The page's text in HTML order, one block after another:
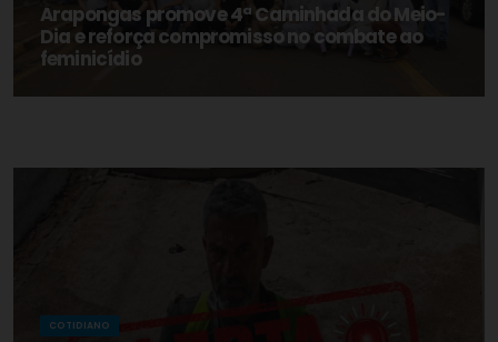
Arapongas promove 4ª Caminhada do Meio-
Dia e reforça compromisso no combate ao
feminicídio
COTIDIANO